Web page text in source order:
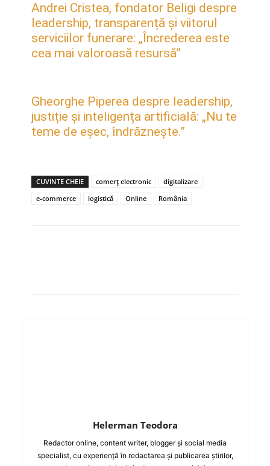
Andrei Cristea, fondator Beligi despre
leadership, transparență și viitorul
serviciilor funerare: „Încrederea este
cea mai valoroasă resursă”
Gheorghe Piperea despre leadership,
justiție și inteligența artificială: „Nu te
teme de eșec, îndrăznește.”
CUVINTE CHEIE comerț electronic
digitalizare
e-commerce
logistică Online România
Helerman Teodora
Redactor online, content writer, blogger și social media
specialist, cu experiență în redactarea și publicarea știrilor,